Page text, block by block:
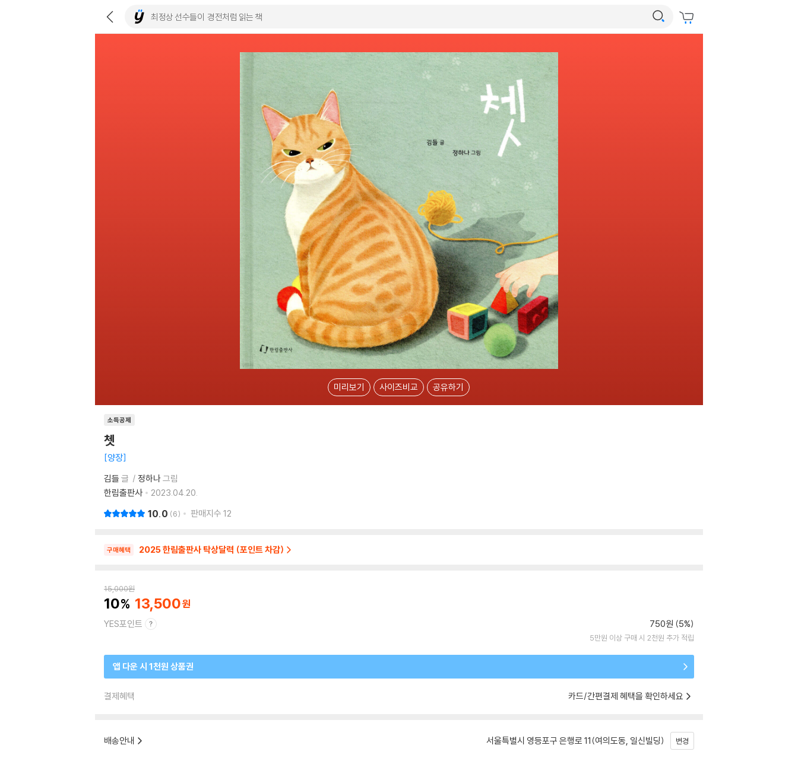
미리보기 사이즈비교 공유하기
소득공제
쳇
양장
김들 글 정하나그림
한림출판사
2023.04.20.
10.0 6 판매지수 12
구매혜택 2025 한림출판사 탁상달력 (포인트 차감)
15,000원
10 13,500
YES포인트 750원 (5%)
5만원 이상 구매 시 2천원 추가 적립
앱 다운 시 1천원 상품권
결제혜택 카드/간편결제 혜택을 확인하세요
배송안내 서울특별시 영등포구 은행로 11(여의도동, 일신빌딩) 변경